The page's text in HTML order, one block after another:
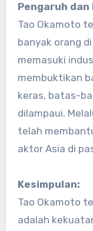
Pengaruh
Tao Okamoto
banyak orang
memasuki
membuktikan
keras, batas-
dilampaui.
telah
aktor Asia di
Kesimpulan:
Tao Okamoto
adalah